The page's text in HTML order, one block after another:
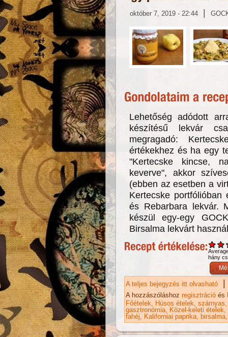
október 7, 2019 - 22:44 |
Lehetőség adódott
készítésű lekvár
megragadó:
értékekhez és ha egy
"Kertecske kincse,
keverve", akkor
(ebben az esetben a
Kertecske portfólióban
és Rebarbara lekvár.
készül egy-egy
Birsalma lekvárt
hány
A teljes bejegyzés itt olvasható |
A hozzászóláshoz regisztráció és
Főételek
Húsos ételek szárnyas
gasztronómia Közel-keleti ételek
fahéj
Kaliforniai paprika birsalma